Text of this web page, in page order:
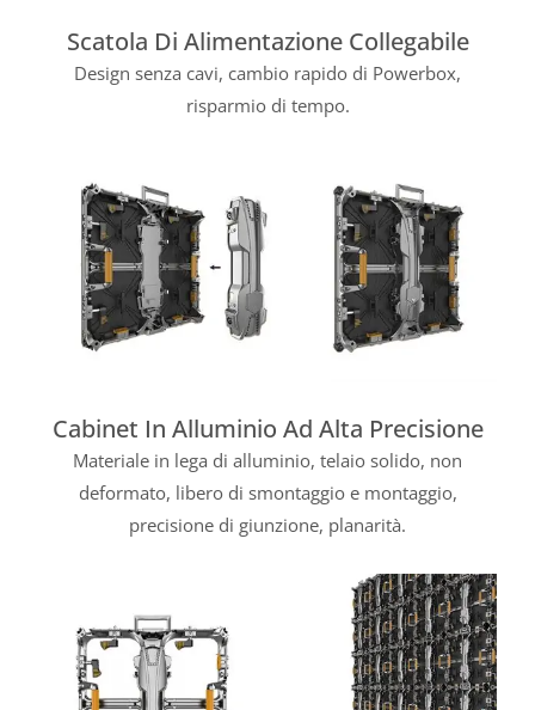
Scatola Di Alimentazione Collegabile
Design senza cavi, cambio rapido di Powerbox,
risparmio di tempo.
Cabinet In Alluminio Ad Alta Precisione
Materiale in lega di alluminio, telaio solido, non
deformato, libero di smontaggio e montaggio,
precisione di giunzione, planarità.